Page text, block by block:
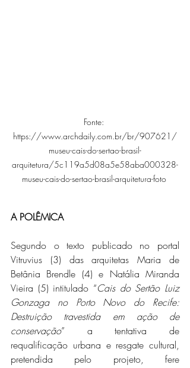
Fonte:
https://www.archdaily.com.br/br/907621/
museu-cais-do-sertao-brasil-
arquitetura/5c119a5d08a5e58aba000328-
museu-cais-do-sertao-brasil-arquitetura-foto
A POLÊMICA
Segundo o texto publicado no portal
Vitruvius (3) das arquitetas Maria de
Betânia Brendle (4) e Natália Miranda
Vieira (5) intitulado “Cais do Sertão Luiz
Gonzaga no Porto Novo do Recife:
Destruição travestida em ação de
conservação” a tentativa de
requalificação urbana e resgate cultural,
pretendida pelo projeto, fere